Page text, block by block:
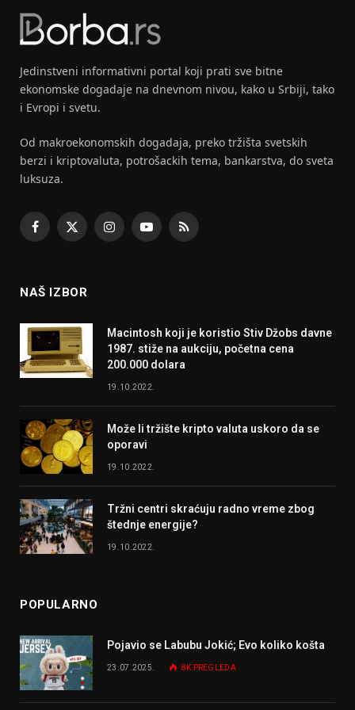
Jedinstveni informativni portal koji prati sve bitne
ekonomske dogadaje na dnevnom nivou, kako u Srbiji, tako
i Evropi i svetu.
Od makroekonomskih dogadaja, preko tržišta svetskih
berzi i kriptovaluta, potrošackih tema, bankarstva, do sveta
luksuza.
Facebook
X
InstagramYouTubeRSS
NAŠ IZBOR
Macintosh koji je koristio Stiv Džobs davne
1987. stiže na aukciju, početna cena
200.000 dolara
19.10.2022.
Može li tržište kripto valuta uskoro da se
oporavi
19.10.2022.
Tržni centri skraćuju radno vreme zbog
štednje energije?
19.10.2022.
POPULARNO
Pojavio se Labubu Jokić; Evo koliko košta
23.07.2025. 8K PREGLEDA